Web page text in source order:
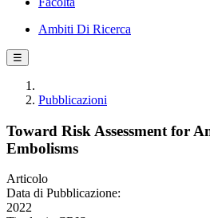
Ambiti Di Ricerca
☰
Pubblicazioni
Toward Risk Assessment for
Embolisms
Articolo
Data di Pubblicazione:
2022